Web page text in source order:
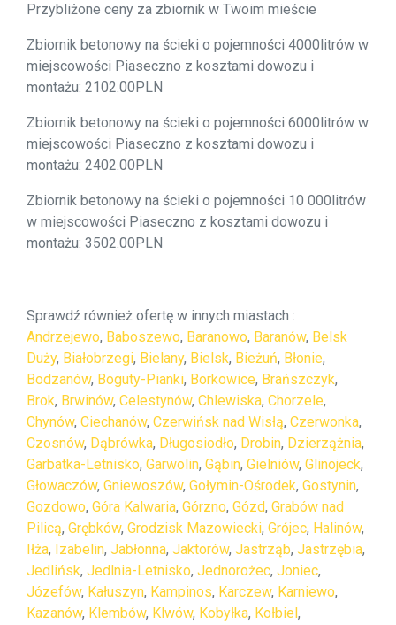
Przybliżone ceny za zbiornik w Twoim mieście
Zbiornik betonowy na ścieki o pojemności 4000litrów w
miejscowości Piaseczno z kosztami dowozu i
montażu: 2102.00PLN
Zbiornik betonowy na ścieki o pojemności 6000litrów w
miejscowości Piaseczno z kosztami dowozu i
montażu: 2402.00PLN
Zbiornik betonowy na ścieki o pojemności 10 000litrów
w miejscowości Piaseczno z kosztami dowozu i
montażu: 3502.00PLN
Sprawdź również ofertę w innych miastach :
Andrzejewo, Baboszewo, Baranowo, Baranów, Belsk
Duży, Białobrzegi, Bielany, Bielsk, Bieżuń, Błonie,
Bodzanów, Boguty-Pianki, Borkowice, Brańszczyk,
Brok, Brwinów, Celestynów, Chlewiska, Chorzele,
Chynów, Ciechanów, Czerwińsk nad Wisłą, Czerwonka,
Czosnów, Dąbrówka, Długosiodło, Drobin, Dzierzążnia,
Garbatka-Letnisko, Garwolin, Gąbin, Gielniów, Glinojeck,
Głowaczów, Gniewoszów, Gołymin-Ośrodek, Gostynin,
Gozdowo, Góra Kalwaria, Górzno, Gózd, Grabów nad
Pilicą, Grębków, Grodzisk Mazowiecki, Grójec, Halinów,
Iłża, Izabelin, Jabłonna, Jaktorów, Jastrząb, Jastrzębia,
Jedlińsk, Jedlnia-Letnisko, Jednorożec, Joniec,
Józefów, Kałuszyn, Kampinos, Karczew, Karniewo,
Kazanów, Klembów, Klwów, Kobyłka, Kołbiel,